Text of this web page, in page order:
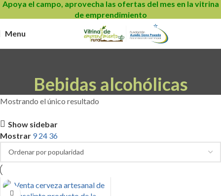
Apoya el campo, aprovecha las ofertas del mes en la vitrina
de emprendimiento
Menu
Bebidas alcohólicas
Mostrando el único resultado
Show sidebar
Mostrar 924 36